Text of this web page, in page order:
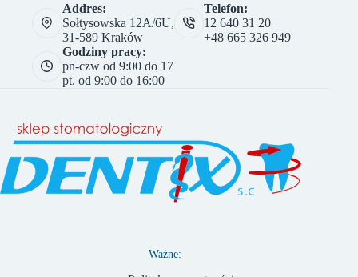
Addres:
Sołtysowska 12A/6U,
31-589 Kraków
Telefon:
12 640 31 20
+48 665 326 949
Godziny pracy:
pn-czw od 9:00 do 17
pt. od 9:00 do 16:00
Ważne: